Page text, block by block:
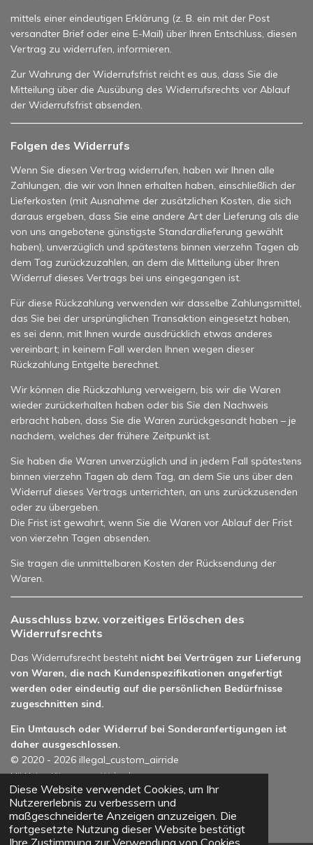
Diese Website verwendet Cookies, um Ihr
Nutzererlebnis zu verbessern und
maßgeschneiderte Anzeigen anzuzeigen. Die
fortgesetzte Nutzung dieser Website bestätigt
mittels einer eindeutigen Erklärung (z. B. ein mit der Post
versandter Brief oder eine E-Mail) über Ihren Entschluss, diesen
Vertrag zu widerrufen, informieren.
Zur Wahrung der Widerrufsfrist reicht es aus, dass Sie die
Mitteilung über die Ausübung des Widerrufsrechts vor Ablauf
der Widerrufsfrist absenden.
Folgen des Widerrufs
Wenn Sie diesen Vertrag widerrufen, haben wir Ihnen alle
Zahlungen, die wir von Ihnen erhalten haben, einschließlich der
Lieferkosten (mit Ausnahme der zusätzlichen Kosten, die sich
daraus ergeben, dass Sie eine andere Art der Lieferung als die
von uns angebotene günstigste Standardlieferung gewählt
haben), unverzüglich und spätestens binnen vierzehn Tagen ab
dem Tag zurückzuzahlen, an dem die Mitteilung über Ihren
Widerruf dieses Vertrags bei uns eingegangen ist.
Für diese Rückzahlung verwenden wir dasselbe Zahlungsmittel,
das Sie bei der ursprünglichen Transaktion eingesetzt haben,
es sei denn, mit Ihnen wurde ausdrücklich etwas anderes
vereinbart; in keinem Fall werden Ihnen wegen dieser
Rückzahlung Entgelte berechnet.
Wir können die Rückzahlung verweigern, bis wir die Waren
wieder zurückerhalten haben oder bis Sie den Nachweis
erbracht haben, dass Sie die Waren zurückgesandt haben – je
nachdem, welches der frühere Zeitpunkt ist.
Sie haben die Waren unverzüglich und in jedem Fall spätestens
binnen vierzehn Tagen ab dem Tag, an dem Sie uns über den
Widerruf dieses Vertrags unterrichten, an uns zurückzusenden
oder zu übergeben.
Die Frist ist gewahrt, wenn Sie die Waren vor Ablauf der Frist
von vierzehn Tagen absenden.
Sie tragen die unmittelbaren Kosten der Rücksendung der
Waren.
Ausschluss bzw. vorzeitiges Erlöschen des
Widerrufsrechts
Das Widerrufsrecht besteht nicht bei Verträgen zur Lieferung
von Waren, die nach Kundenspezifikationen angefertigt
werden oder eindeutig auf die persönlichen Bedürfnisse
zugeschnitten sind.
Ein Umtausch oder Widerruf bei Sonderanfertigungen ist
daher ausgeschlossen.
© 2020 - 2026 illegal_custom_airride
Mit Unterstützung vonWebador